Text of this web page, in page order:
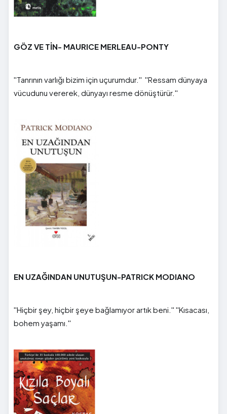
GÖZ VE TİN- MAURICE MERLEAU-PONTY
''Tanrının varlığı bizim için uçurumdur.'' ''Ressam dünyaya
vücudunu vererek, dünyayı resme dönüştürür.''
EN UZAĞINDAN UNUTUŞUN-PATRICK MODIANO
''Hiçbir şey, hiçbir şeye bağlamıyor artık beni.'' ''Kısacası,
bohem yaşamı.''